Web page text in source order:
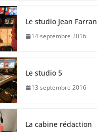
Le studio Jean Farran
14 septembre 2016
Le studio 5
13 septembre 2016
La cabine rédaction